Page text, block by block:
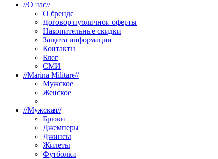
//О нас//
О бренде
Договор публичной оферты
Накопительные скидки
Защита информации
Контакты
Блог
СМИ
//Marina Militare//
Мужское
Женское
//Мужская//
Брюки
Джемперы
Джинсы
Жилеты
Футболки